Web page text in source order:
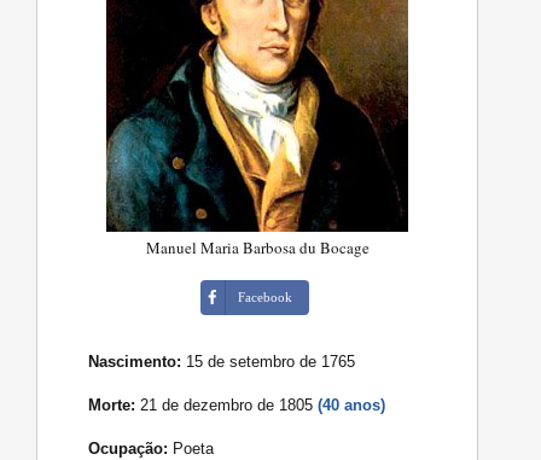
Manuel Maria Barbosa du Bocage
Facebook
Nascimento: 15 de setembro de 1765
Morte: 21 de dezembro de 1805(40 anos)
Ocupação: Poeta